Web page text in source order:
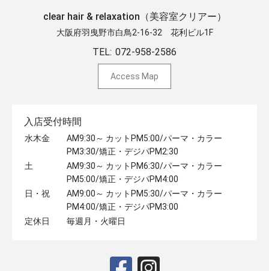
clear hair & relaxation（美容室クリアー）
大阪府羽曳野市白鳥2-16-32 ​花利ビル1F
TEL: 072-958-2586
Access Map
入店受付時間
水木金
AM9:30～ カットPM5:00/パーマ・カラー
PM3:30/矯正・デジパPM2:30
土
AM9:30～ カットPM6:30/パーマ・カラー
PM5:00/矯正・デジパPM4:00
日・祝
AM9:00～ カットPM5:30/パーマ・カラー
PM4:00/矯正・デジパPM3:00
定休日
毎週月・火曜日